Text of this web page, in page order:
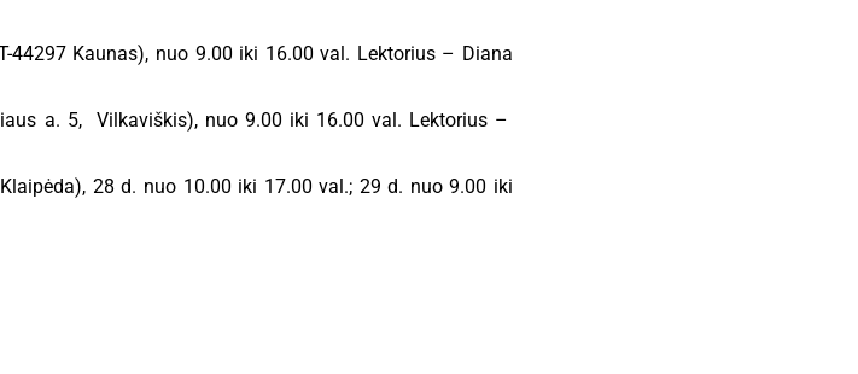
44297 Kaunas), nuo 9.00 iki 16.00 val. Lektorius – Diana
a. 5, Vilkaviškis), nuo 9.00 iki 16.00 val. Lektorius –
28 d. nuo 10.00 iki 17.00 val.; 29 d. nuo 9.00 iki